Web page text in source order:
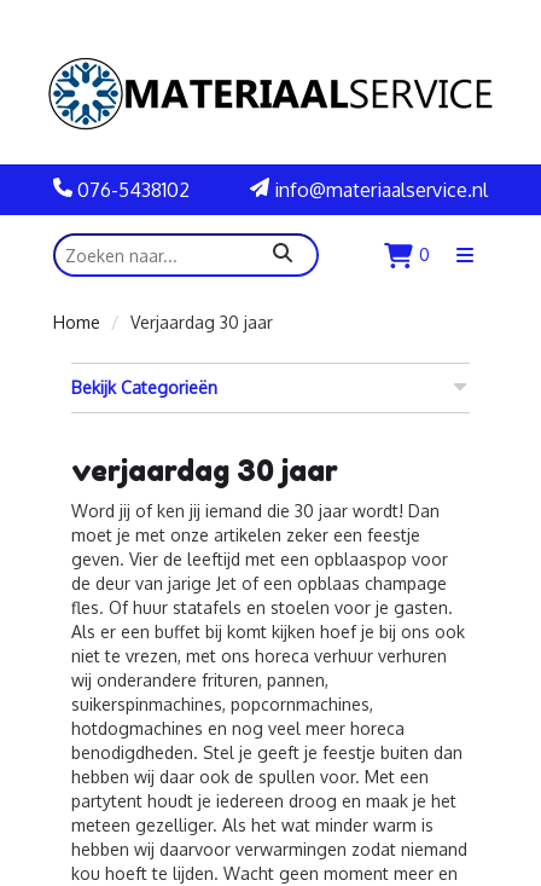
076-5438102 info@materiaalservice.nl
zoeken 0
Menu
Home
Verjaardag 30 jaar
Bekijk Categorieën
verjaardag 30 jaar
Word jij of ken jij iemand die 30 jaar wordt! Dan
moet je met onze artikelen zeker een feestje
geven. Vier de leeftijd met een opblaaspop voor
de deur van jarige Jet of een opblaas champage
fles. Of huur statafels en stoelen voor je gasten.
Als er een buffet bij komt kijken hoef je bij ons ook
niet te vrezen, met ons horeca verhuur verhuren
wij onderandere frituren, pannen,
suikerspinmachines, popcornmachines,
hotdogmachines en nog veel meer horeca
benodigdheden. Stel je geeft je feestje buiten dan
hebben wij daar ook de spullen voor. Met een
partytent houdt je iedereen droog en maak je het
meteen gezelliger. Als het wat minder warm is
hebben wij daarvoor verwarmingen zodat niemand
kou hoeft te lijden. Wacht geen moment meer en